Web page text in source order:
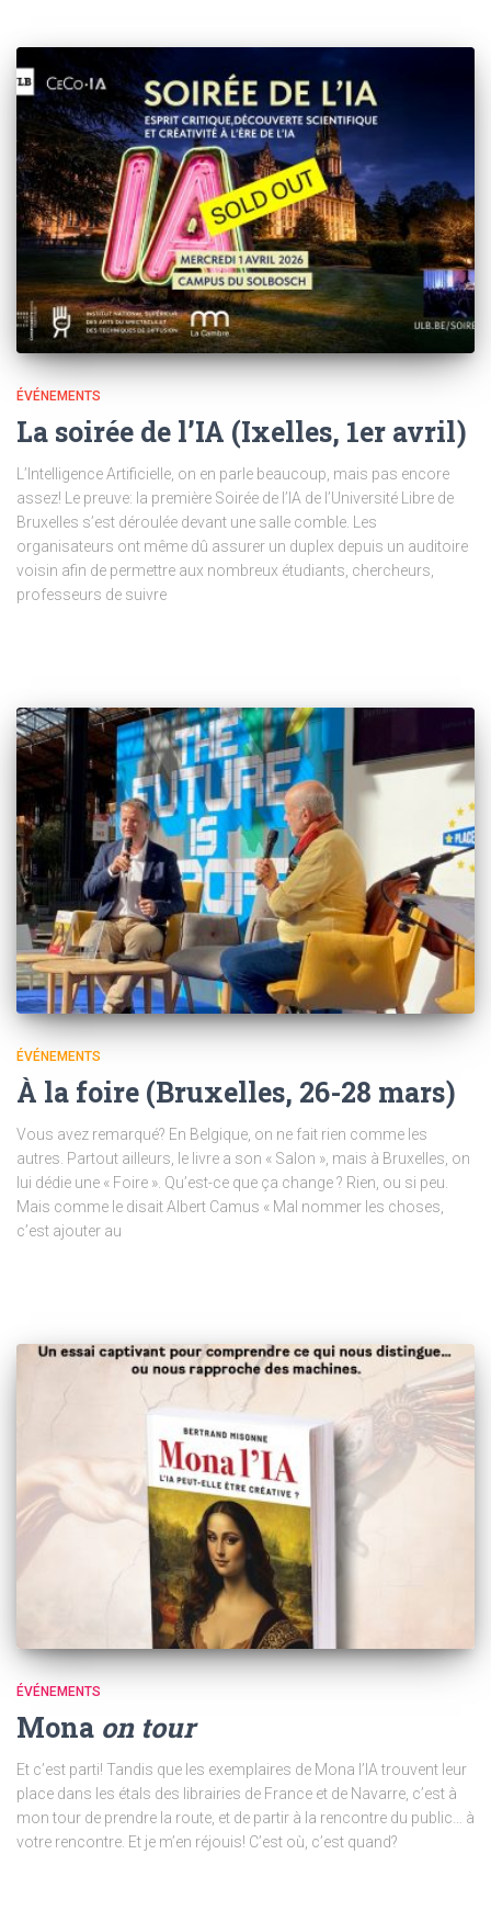
ÉVÉNEMENTS
La soirée de l’IA (Ixelles, 1er avril)
L’Intelligence Artificielle, on en parle beaucoup, mais pas encore
assez! Le preuve: la première Soirée de l’IA de l’Université Libre de
Bruxelles s’est déroulée devant une salle comble. Les
organisateurs ont même dû assurer un duplex depuis un auditoire
voisin afin de permettre aux nombreux étudiants, chercheurs,
professeurs de suivre
ÉVÉNEMENTS
À la foire (Bruxelles, 26-28 mars)
Vous avez remarqué? En Belgique, on ne fait rien comme les
autres. Partout ailleurs, le livre a son « Salon », mais à Bruxelles, on
lui dédie une « Foire ». Qu’est-ce que ça change ? Rien, ou si peu.
Mais comme le disait Albert Camus « Mal nommer les choses,
c’est ajouter au
ÉVÉNEMENTS
Mona on tour
Et c’est parti! Tandis que les exemplaires de Mona l’IA trouvent leur
place dans les étals des librairies de France et de Navarre, c’est à
mon tour de prendre la route, et de partir à la rencontre du public… à
votre rencontre. Et je m’en réjouis! C’est où, c’est quand?